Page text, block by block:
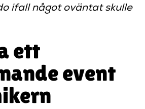
ifall något oväntat skulle
ett
event